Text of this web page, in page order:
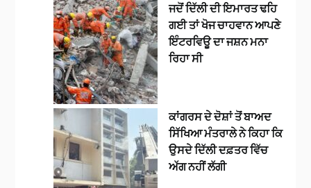
ਜਦੋਂ ਦਿੱਲੀ ਦੀ ਇਮਾਰਤ ਢਹਿ
ਗਈ ਤਾਂ ਖੋਜ ਚਾਹਵਾਨ ਆਪਣੇ
ਇੰਟਰਵਿਊ ਦਾ ਜਸ਼ਨ ਮਨਾ
ਰਿਹਾ ਸੀ
ਕਾਂਗਰਸ ਦੇ ਦੋਸ਼ਾਂ ਤੋਂ ਬਾਅਦ
ਸਿੱਖਿਆ ਮੰਤਰਾਲੇ ਨੇ ਕਿਹਾ ਕਿ
ਉਸਦੇ ਦਿੱਲੀ ਦਫ਼ਤਰ ਵਿੱਚ
ਅੱਗ ਨਹੀਂ ਲੱਗੀ